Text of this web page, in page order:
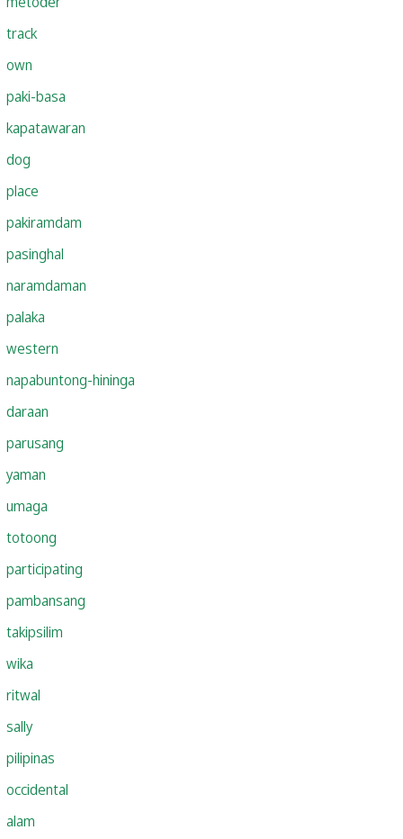
track
own
paki-basa
kapatawaran
dog
place
pakiramdam
pasinghal
naramdaman
palaka
western
napabuntong-hininga
daraan
parusang
yaman
umaga
totoong
participating
pambansang
takipsilim
wika
ritwal
sally
pilipinas
occidental
alam